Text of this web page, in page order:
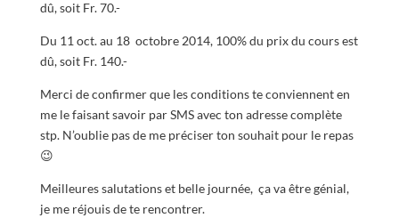
dû, soit Fr. 70.-
Du 11 oct. au 18 octobre 2014, 100% du prix du cours est
dû, soit Fr. 140.-
Merci de confirmer que les conditions te conviennent en
me le faisant savoir par SMS avec ton adresse complète
stp. N’oublie pas de me préciser ton souhait pour le repas
😉
Meilleures salutations et belle journée, ça va être génial,
je me réjouis de te rencontrer.